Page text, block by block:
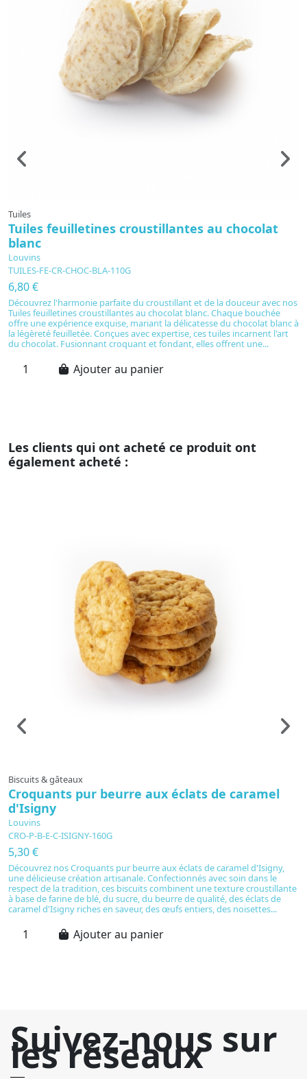
Tuiles
Tuiles feuilletines croustillantes au chocolat
blanc
Louvins
TUILES-FE-CR-CHOC-BLA-110G
6,80 €
Découvrez l'harmonie parfaite du croustillant et de la douceur avec nos
Tuiles feuilletines croustillantes au chocolat blanc. Chaque bouchée
offre une expérience exquise, mariant la délicatesse du chocolat blanc à
la légèreté feuilletée. Conçues avec expertise, ces tuiles incarnent l'art
du chocolat. Fusionnant croquant et fondant, elles offrent une...
Ajouter au panier
Les clients qui ont acheté ce produit ont
également acheté :
Biscuits & gâteaux
Croquants pur beurre aux éclats de caramel
d'Isigny
Louvins
CRO-P-B-E-C-ISIGNY-160G
5,30 €
Découvrez nos Croquants pur beurre aux éclats de caramel d'Isigny,
une délicieuse création artisanale. Confectionnés avec soin dans le
respect de la tradition, ces biscuits combinent une texture croustillante
à base de farine de blé, du sucre, du beurre de qualité, des éclats de
caramel d'Isigny riches en saveur, des œufs entiers, des noisettes...
Ajouter au panier
Suivez-nous sur
les réseaux